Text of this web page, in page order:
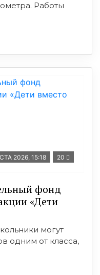
Работы
2026, 15:18 20
фонд
«Дети
могут
одним от класса,